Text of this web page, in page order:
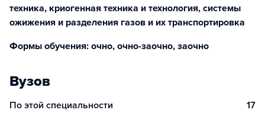
техника, криогенная техника и технология, системы
ожижения и разделения газов и их транспортировка
Формы обучения: очно, очно-заочно, заочно
Вузов
По этой специальности 17